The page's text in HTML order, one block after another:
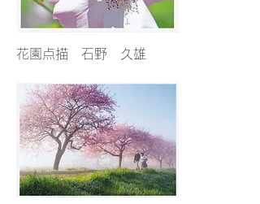
花園点描 石野 久雄